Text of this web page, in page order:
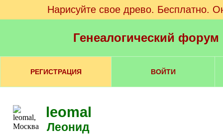
Нарисуйте свое древо. Бесплатно.
Генеалогический
РЕГИСТРАЦИЯ ВОЙТИ
leomal
Леонид